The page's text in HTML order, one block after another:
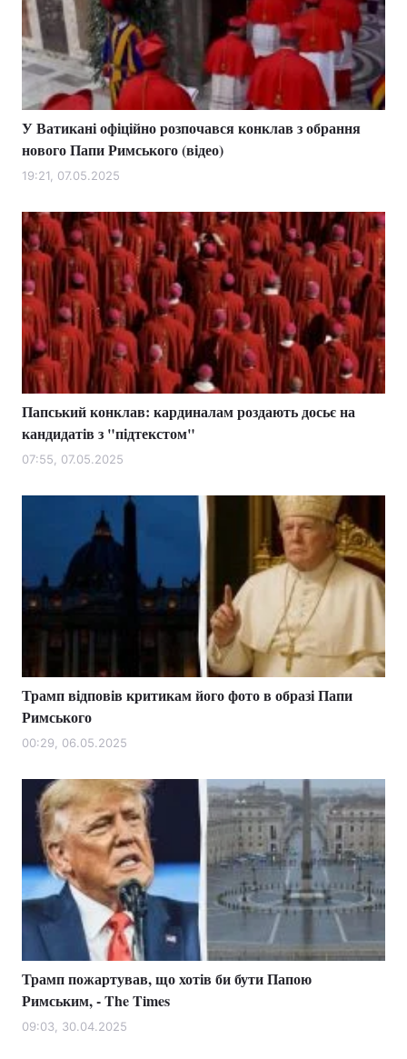
У Ватикані офіційно розпочався конклав з обрання
нового Папи Римського (відео)
19:21, 07.05.2025
Папський конклав: кардиналам роздають досьє на
кандидатів з "підтекстом"
07:55, 07.05.2025
Трамп відповів критикам його фото в образі Папи
Римського
00:29, 06.05.2025
Трамп пожартував, що хотів би бути Папою
Римським, - The Times
09:03, 30.04.2025